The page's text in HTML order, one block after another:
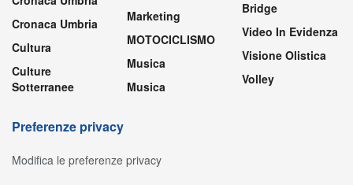
Cronaca Umbria
Cultura
Culture
Sotterranee
Marketing
MOTOCICLISMO
Musica
Musica
Bridge
Video In Evidenza
Visione Olistica
Volley
Preferenze privacy
Modifica le preferenze privacy